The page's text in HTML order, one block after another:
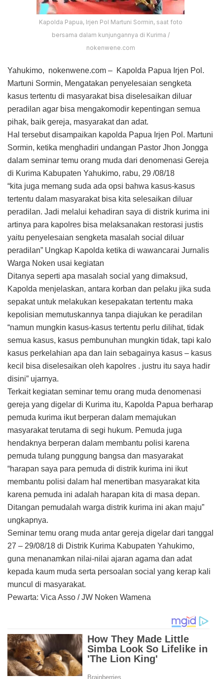
Kapolda Papua, Irjen Pol Martuni Sormin, saat foto
bersama dalam kunjungannya di Kurima /
nokenwene.com
Yahukimo, nokenwene.com – Kapolda Papua Irjen Pol.
Martuni Sormin, Mengatakan penyelesaian sengketa
kasus tertentu di masyarakat bisa diselesaikan diluar
peradilan agar bisa mengakomodir kepentingan semua
pihak, baik gereja, masyarakat dan adat.
Hal tersebut disampaikan kapolda Papua Irjen Pol. Martuni
Sormin, ketika menghadiri undangan Pastor Jhon Jongga
dalam seminar temu orang muda dari denomenasi Gereja
di Kurima Kabupaten Yahukimo, rabu, 29 /08/18
“kita juga memang suda ada opsi bahwa kasus-kasus
tertentu dalam masyarakat bisa kita selesaikan diluar
peradilan. Jadi melalui kehadiran saya di distrik kurima ini
artinya para kapolres bisa melaksanakan restorasi justis
yaitu penyelesaian sengketa masalah social diluar
peradilan” Ungkap Kapolda ketika di wawancarai Jurnalis
Warga Noken usai kegiatan
Ditanya seperti apa masalah social yang dimaksud,
Kapolda menjelaskan, antara korban dan pelaku jika suda
sepakat untuk melakukan kesepakatan tertentu maka
kepolisian memutuskannya tanpa diajukan ke peradilan
“namun mungkin kasus-kasus tertentu perlu dilihat, tidak
semua kasus, kasus pembunuhan mungkin tidak, tapi kalo
kasus perkelahian apa dan lain sebagainya kasus – kasus
kecil bisa diselesaikan oleh kapolres . justru itu saya hadir
disini” ujarnya.
Terkait kegiatan seminar temu orang muda denomenasi
gereja yang digelar di Kurima itu, Kapolda Papua berharap
pemuda kurima ikut berperan dalam memajukan
masyarakat terutama di segi hukum. Pemuda juga
hendaknya berperan dalam membantu polisi karena
pemuda tulang punggung bangsa dan masyarakat
“harapan saya para pemuda di distrik kurima ini ikut
membantu polisi dalam hal menertiban masyarakat kita
karena pemuda ini adalah harapan kita di masa depan.
Ditangan pemudalah warga distrik kurima ini akan maju”
ungkapnya.
Seminar temu orang muda antar gereja digelar dari tanggal
27 – 29/08/18 di Distrik Kurima Kabupaten Yahukimo,
guna menanamkan nilai-nilai ajaran agama dan adat
kepada kaum muda serta persoalan social yang kerap kali
muncul di masyarakat.
Pewarta: Vica Asso / JW Noken Wamena